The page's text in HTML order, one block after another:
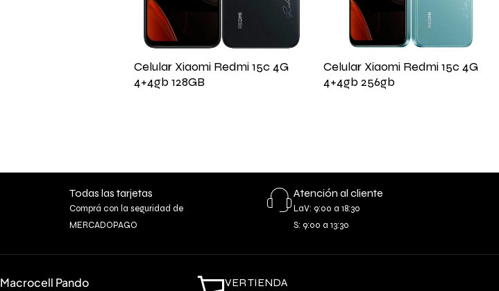
Celular Xiaomi Redmi 15c 4G
4+4gb 128GB
Celular Xiaomi Redmi 15c 4G
4+4gb 256gb
Todas las tarjetas
Comprá con la seguridad de
MERCADOPAGO
Atención al cliente
LaV: 9:00 a 18:30
S: 9:00 a 13:30
Macrocell Pando VER TIENDA